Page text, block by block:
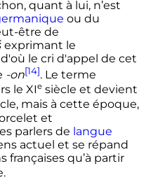
quant à lui, n’est
ou du
être de
exprimant le
le cri d'appel de cet
-on[14]. Le terme
le XIe siècle et devient
, mais à cette époque,
et
parlers de langue
actuel et se répand
françaises qu’à partir
.